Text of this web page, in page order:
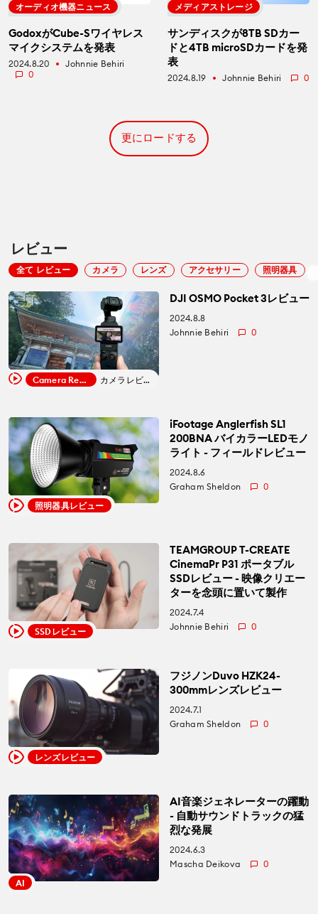
オーディオ機器ニュース
GodoxがCube-Sワイヤレス
マイクシステムを発表
2024.8.20 fiber_manual_record
Johnnie Behiri
0
メディアストレージ
サンディスクが8TB SDカー
ドと4TB microSDカードを発
表
2024.8.19 fiber_manual_record Johnnie Behiri 0
更にロードする
レビュー
全て レビュー カメラ レンズ アクセサリー 照明器具
Camera Review カメラレビュー
DJI OSMO Pocket 3レビュー
2024.8.8
Johnnie Behiri
0
照明器具レビュー
iFootage Anglerfish SL1
200BNA バイカラーLEDモノ
ライト - フィールドレビュー
2024.8.6
Graham Sheldon
0
SSDレビュー
TEAMGROUP T-CREATE
CinemaPr P31 ポータブル
SSDレビュー - 映像クリエー
ターを念頭に置いて製作
2024.7.4
Johnnie Behiri
0
レンズレビュー
フジノンDuvo HZK24-
300mmレンズレビュー
2024.7.1
Graham Sheldon
0
AI
AI音楽ジェネレーターの躍動
- 自動サウンドトラックの猛
烈な発展
2024.6.3
Mascha Deikova
0